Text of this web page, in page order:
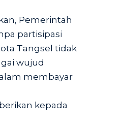
Pemerintah
partisipasi
Tangsel tidak
wujud
membayar
kepada